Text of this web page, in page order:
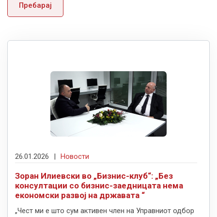
Пребарај
26.01.2026 | Новости
Зоран Илиевски во „Бизнис-клуб“: „Без
консултации со бизнис-заедницата нема
економски развој на државата “
„Чест ми е што сум активен член на Управниот одбор